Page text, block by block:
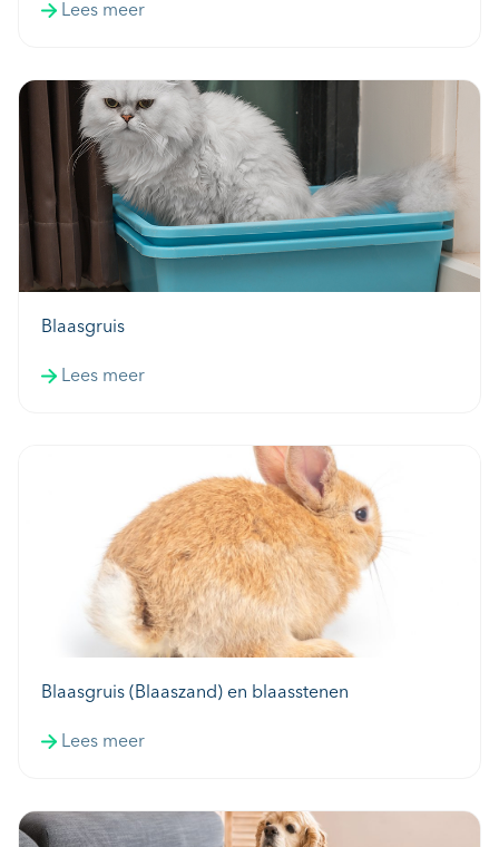
Lees meer
Blaasgruis
Lees meer
Blaasgruis (Blaaszand) en blaasstenen
Lees meer